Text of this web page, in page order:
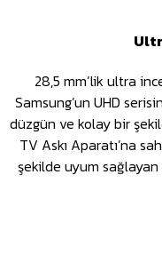
28,5 mm’lik ultra
Samsung’un UHD
düzgün ve kolay bir
TV Askı Aparatı’na
şekilde uyum sağlayan